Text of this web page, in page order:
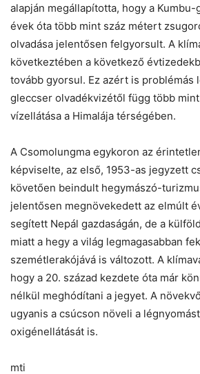
alapján megállapította, hogy a
évek óta több mint száz métert
olvadása jelentősen felgyorsult. A
következtében a következő
tovább gyorsul. Ez azért is problémás
gleccser olvadékvizétől függ több
vízellátása a Himalája térségében.
A Csomolungma egykoron az
képviselte, az első, 1953-as jegyzett
követően beindult hegymászó-
jelentősen megnövekedett az elmúlt
segített Nepál gazdaságán, de a
miatt a hegy a világ legmagasabban
szemétlerakójává is változott. A
hogy a 20. század kezdete óta már
nélkül meghódítani a jegyet. A
ugyanis a csúcson növeli a
oxigénellátását is.
mti